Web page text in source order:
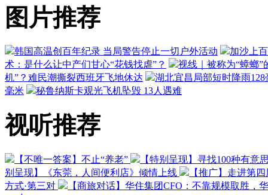
图片推荐
韩国高温创百年纪录 当局警告停止一切户外活动
加沙上
术：是什么让中产们甘心“花钱找虐”？
视线｜被称为“蟑螂
机”？难民潮撕裂西班牙飞地休达
湖北宜昌局部短时降雨
毫米
秘鲁纳斯卡观光飞机坠毁 13人遇难
视听推荐
【不唯一答案】不止“养老”
【特别呈现】寻找100种有意
别呈现】《东莞，人间便利店》倾情上线
【推广】走进第
方式·第三对
【商旅对话】华住集团CFO：不靠规模取胜，